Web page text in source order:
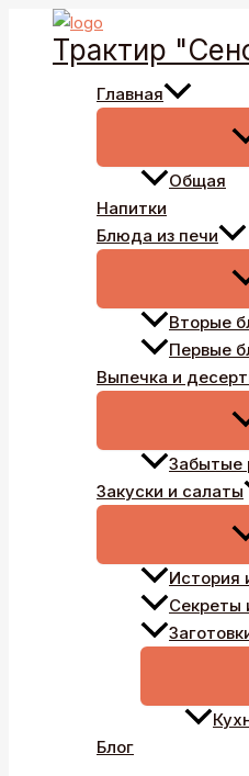
Перейти
Трактир
Главная
Общая
Напитки
Блюда из печи
Вторые
Первые
Выпечка и
Забытые
Закуски и салаты
История
Секреты
Блог